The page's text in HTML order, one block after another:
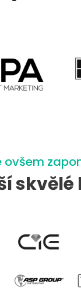
ovšem